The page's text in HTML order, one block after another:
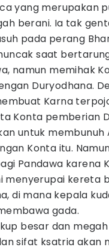
yang merupakan
berani. Ia tak
pada perang
saat
namun memihak
Duryodhana.
Karna
Konta pemberian
untuk membunuh
Konta itu.
Pandawa karena
menyerupai kereta
di mana kepala
gada.
besar dan
sifat ksatria akan